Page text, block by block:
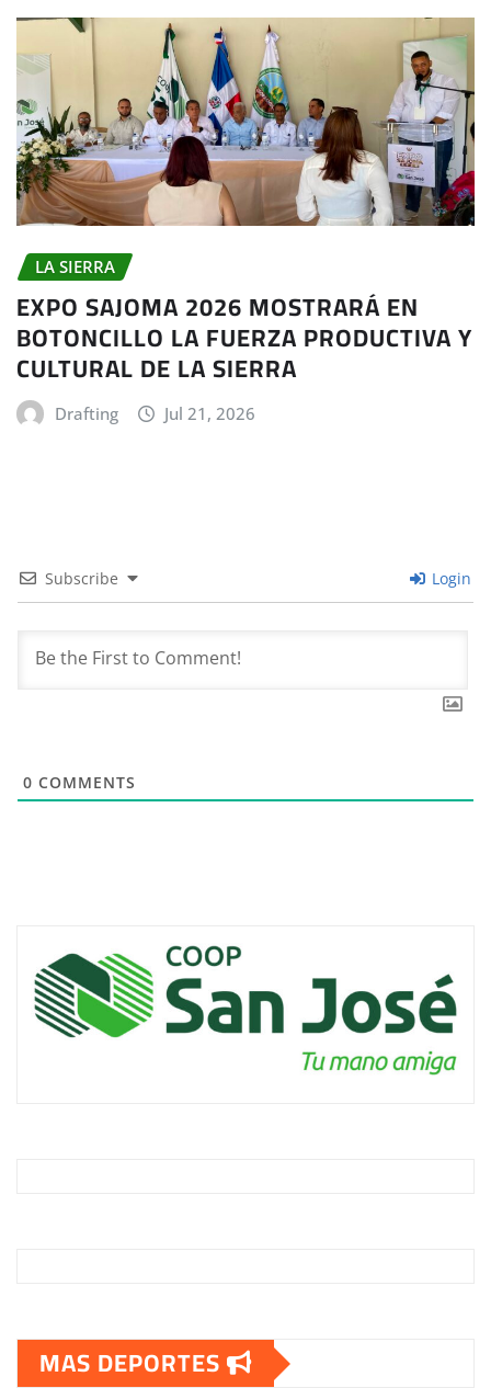
LA SIERRA
EXPO SAJOMA 2026 MOSTRARÁ EN
BOTONCILLO LA FUERZA PRODUCTIVA Y
CULTURAL DE LA SIERRA
Drafting Jul 21, 2026
Subscribe Login
0 COMMENTS
MAS DEPORTES